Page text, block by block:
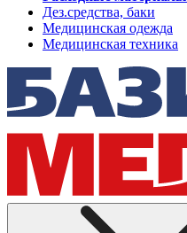
Дез.средства, баки
Медицинская одежда
Медицинская техника